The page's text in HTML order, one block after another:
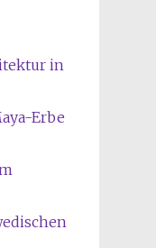
in
Erbe